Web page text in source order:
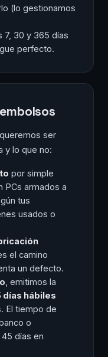
(lo gestionamos
7, 30 y 365 días
perfecto.
ser
y lo que no:
por simple
PCs armados a
tus
usados o
el camino
un defecto.
, emitimos la
días hábiles
El tiempo de
o
días en